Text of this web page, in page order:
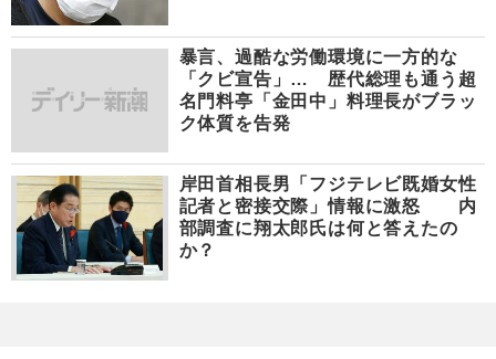
暴言、過酷な労働環境に一方的な
「クビ宣告」… 歴代総理も通う超
名門料亭「金田中」料理長がブラッ
ク体質を告発
岸田首相長男「フジテレビ既婚女性
記者と密接交際」情報に激怒 内
部調査に翔太郎氏は何と答えたの
か？